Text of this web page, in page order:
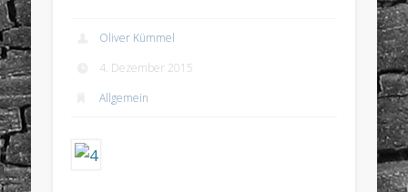
Oliver Kümmel
4. Dezember 2015
Allgemein